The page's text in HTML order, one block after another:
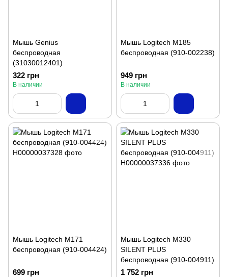
Мышь Genius
беспроводная
(31030012401)
322 грн
В наличии
Мышь Logitech M185
беспроводная (910-002238)
949 грн
В наличии
Мышь Logitech M171
беспроводная (910-004424)
699 грн
Мышь Logitech M330
SILENT PLUS
беспроводная (910-004911)
1 752 грн